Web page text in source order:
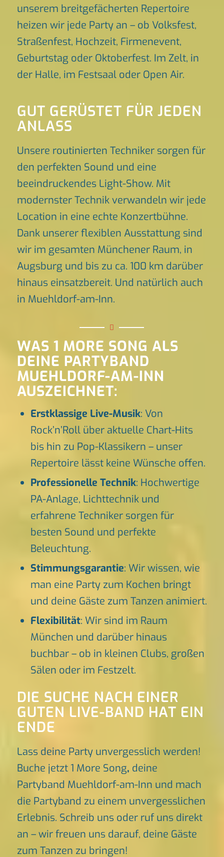
unserem breitgefächerten Repertoire
heizen wir jede Party an – ob Volksfest,
Straßenfest, Hochzeit, Firmenevent,
Geburtstag oder Oktoberfest. Im Zelt, in
der Halle, im Festsaal oder Open Air.
GUT GERÜSTET FÜR JEDEN
ANLASS
Unsere routinierten Techniker sorgen für
den perfekten Sound und eine
beeindruckendes Light-Show. Mit
modernster Technik verwandeln wir jede
Location in eine echte Konzertbühne.
Dank unserer flexiblen Ausstattung sind
wir im gesamten Münchener Raum, in
Augsburg und bis zu ca. 100 km darüber
hinaus einsatzbereit. Und natürlich auch
in Muehldorf-am-Inn.
WAS 1 MORE SONG ALS
DEINE PARTYBAND
MUEHLDORF-AM-INN
AUSZEICHNET:
Erstklassige Live-Musik: Von
Rock’n’Roll über aktuelle Chart-Hits
bis hin zu Pop-Klassikern – unser
Repertoire lässt keine Wünsche offen.
Professionelle Technik: Hochwertige
PA-Anlage, Lichttechnik und
erfahrene Techniker sorgen für
besten Sound und perfekte
Beleuchtung.
Stimmungsgarantie: Wir wissen, wie
man eine Party zum Kochen bringt
und deine Gäste zum Tanzen animiert.
Flexibilität: Wir sind im Raum
München und darüber hinaus
buchbar – ob in kleinen Clubs, großen
Sälen oder im Festzelt.
DIE SUCHE NACH EINER
GUTEN LIVE-BAND HAT EIN
ENDE
Lass deine Party unvergesslich werden!
Buche jetzt 1 More Song, deine
Partyband Muehldorf-am-Inn und mach
die Partyband zu einem unvergesslichen
Erlebnis. Schreib uns oder ruf uns direkt
an – wir freuen uns darauf, deine Gäste
zum Tanzen zu bringen!